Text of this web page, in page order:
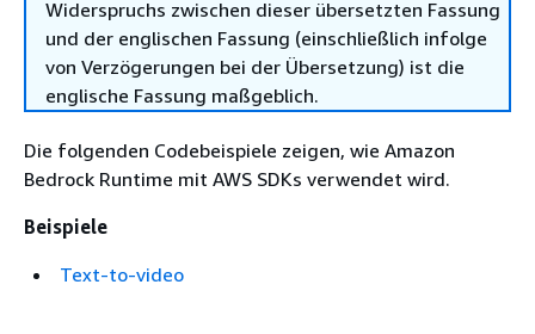
Widerspruchs zwischen dieser übersetzten Fassung
und der englischen Fassung (einschließlich infolge
von Verzögerungen bei der Übersetzung) ist die
englische Fassung maßgeblich.
Die folgenden Codebeispiele zeigen, wie Amazon
Bedrock Runtime mit AWS SDKs verwendet wird.
Beispiele
Text-to-video